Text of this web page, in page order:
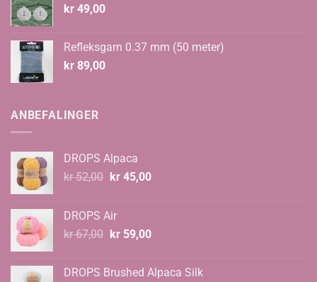
kr 49,00
Refleksgarn 0.37 mm (50 meter)
kr 89,00
ANBEFALINGER
DROPS Alpaca
kr52,00 Opprinnelig
kr 52,00.
kr45,00Nåværende
DROPS Air
kr67,00 Opprinnelig
kr 67,00.
kr59,00Nåværende
kr 59,00.
DROPS Brushed Alpaca Silk